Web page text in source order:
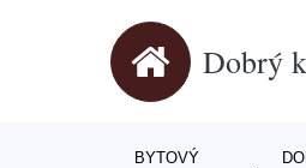
Dobrý
BYTOVÝ